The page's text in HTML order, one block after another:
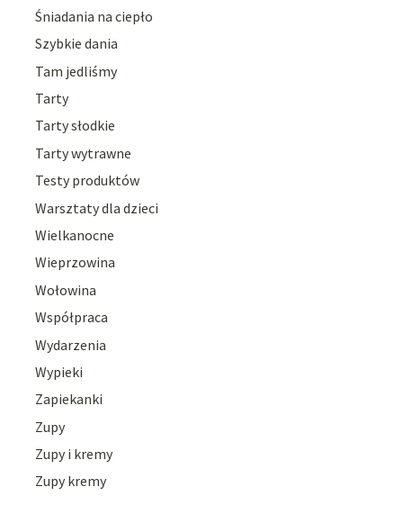
Śniadania na ciepło
Szybkie dania
Tam jedliśmy
Tarty
Tarty słodkie
Tarty wytrawne
Testy produktów
Warsztaty dla dzieci
Wielkanocne
Wieprzowina
Wołowina
Współpraca
Wydarzenia
Wypieki
Zapiekanki
Zupy
Zupy i kremy
Zupy kremy